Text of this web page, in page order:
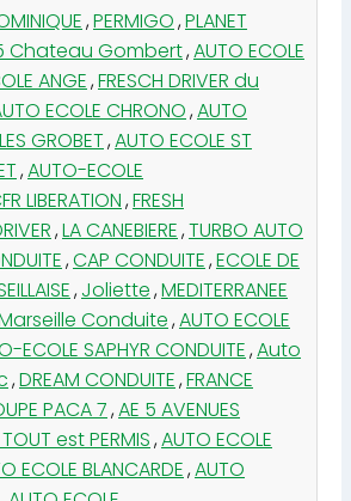
,PERMIGO,PLANET
Chateau Gombert,AUTO ECOLE
ANGE,FRESCH DRIVER du
ECOLE CHRONO,AUTO
GROBET,AUTO ECOLE ST
,AUTO-ECOLE
LIBERATION,FRESH
,LA CANEBIERE,TURBO AUTO
,CAP CONDUITE,ECOLE DE
,Joliette,MEDITERRANEE
Marseille Conduite,AUTO ECOLE
ECOLE SAPHYR CONDUITE,Auto
,DREAM CONDUITE,FRANCE
PACA 7,AE 5 AVENUES
est PERMIS,AUTO ECOLE
ECOLE BLANCARDE,AUTO